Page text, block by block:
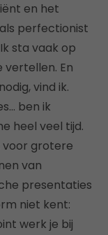
en het
perfectionist
sta vaak op
En
vind ik.
ben ik
heel veel tijd.
voor grotere
van
presentaties
niet kent:
werk je bij